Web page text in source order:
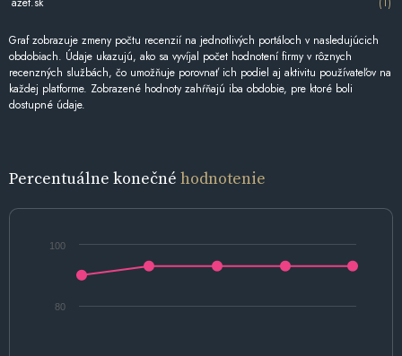
Graf zobrazuje zmeny počtu recenzií na jednotlivých portáloch v nasledujúcich
obdobiach. Údaje ukazujú, ako sa vyvíjal počet hodnotení firmy v rôznych
recenzných službách, čo umožňuje porovnať ich podiel aj aktivitu používateľov na
každej platforme. Zobrazené hodnoty zahŕňajú iba obdobie, pre ktoré boli
dostupné údaje.
Percentuálne konečné hodnotenie
80
100